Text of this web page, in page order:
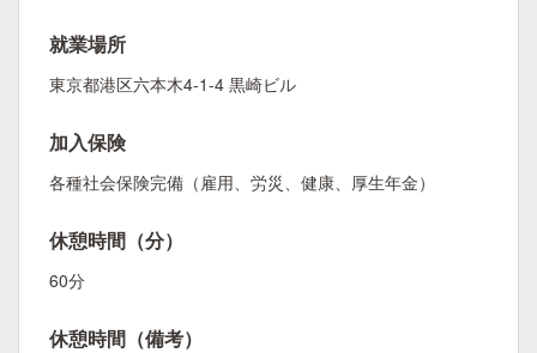
就業場所
東京都港区六本木4-1-4 黒崎ビル
加入保険
各種社会保険完備（雇用、労災、健康、厚生年金）
休憩時間（分）
60分
休憩時間（備考）